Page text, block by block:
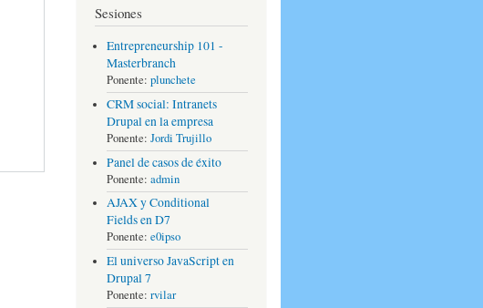
Sesiones
Entrepreneurship 101 -
Masterbranch
Ponente: plunchete
CRM social: Intranets
Drupal en la empresa
Ponente: Jordi Trujillo
Panel de casos de éxito
Ponente: admin
AJAX y Conditional
Fields en D7
Ponente: e0ipso
El universo JavaScript en
Drupal 7
Ponente: rvilar